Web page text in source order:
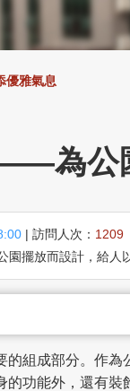
優雅氣息
為公
| 訪問人次： 1209
擺放而設計，給人
的組成部分。作為
的功能外，還有